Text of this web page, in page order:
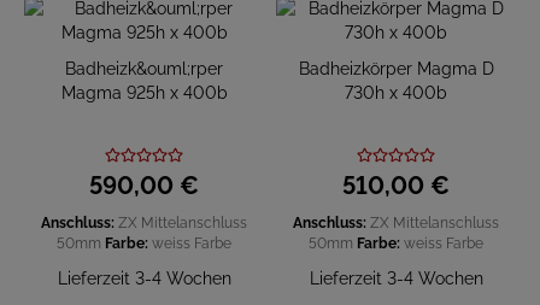
Badheizk&ouml;rper
Magma 925h x 400b
590,00 €
Anschluss: ZX Mittelanschluss
50mm Farbe: weiss Farbe
Lieferzeit 3-4 Wochen
Badheizkörper Magma D
730h x 400b
510,00 €
Anschluss: ZX Mittelanschluss
50mm Farbe: weiss Farbe
Lieferzeit 3-4 Wochen